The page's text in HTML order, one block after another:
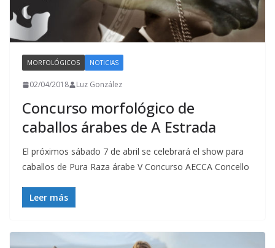
MORFOLÓGICOS NOTICIAS
02/04/2018 Luz González
Concurso morfológico de
caballos árabes de A Estrada
El próximos sábado 7 de abril se celebrará el show para
caballos de Pura Raza árabe V Concurso AECCA Concello
Leer más